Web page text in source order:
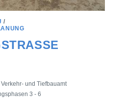
/
L
und Tiefbauamt
3 - 6